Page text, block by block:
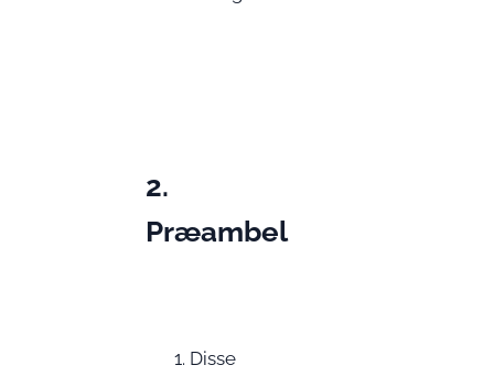
2.
Præambel
Disse